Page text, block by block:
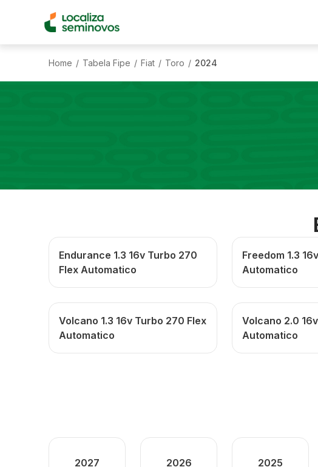
Home / Tabela Fipe / Fiat / Toro / 2024
Endurance 1.3 16v Turbo 270
Flex Automatico
Freedom 1.3
Automatico
Volcano 1.3 16v Turbo 270 Flex
Automatico
Volcano 2.0
Automatico
2027 2026 2025